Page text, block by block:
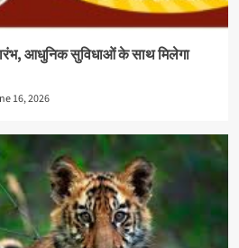
आधुनिक सुविधाओं के साथ मिलेगा
16, 2026